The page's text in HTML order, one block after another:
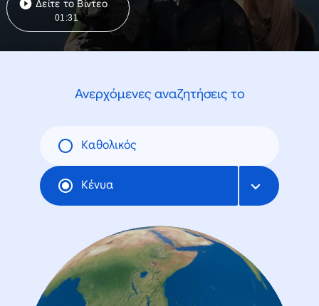
Δείτε το Βίντεο
01:31
Ανερχόμενες αναζητήσεις το
Καθολικός
Κένυα